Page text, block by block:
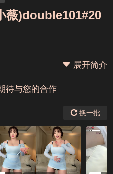
薇)double101#20
展开简介
站发展历程)
待与您的合作
换一批